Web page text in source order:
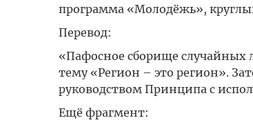
программа «Молодёжь»,
Перевод:
«Пафосное сборище случайных
тему «Регион – это регион».
руководством Принципа с
Ещё фрагмент: